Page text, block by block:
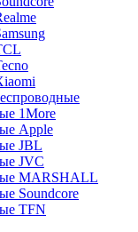
1More
Apple
JBL
JVC
MARSHALL
Soundcore
TFN